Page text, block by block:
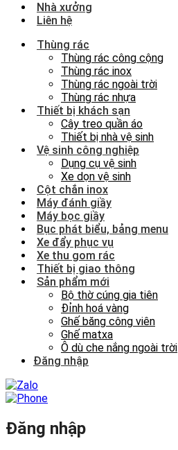
Nhà xưởng
Liên hệ
Thùng rác
Thùng rác công cộng
Thùng rác inox
Thùng rác ngoài trời
Thùng rác nhựa
Thiết bị khách sạn
Cây treo quần áo
Thiết bị nhà vệ sinh
Vệ sinh công nghiệp
Dụng cụ vệ sinh
Xe dọn vệ sinh
Cột chắn inox
Máy đánh giầy
Máy bọc giầy
Bục phát biểu, bảng menu
Xe đẩy phục vụ
Xe thu gom rác
Thiết bị giao thông
Sản phẩm mới
Bộ thờ cúng gia tiên
Đỉnh hoá vàng
Ghế băng công viên
Ghế matxa
Ô dù che nắng ngoài trời
Đăng nhập
Đăng nhập